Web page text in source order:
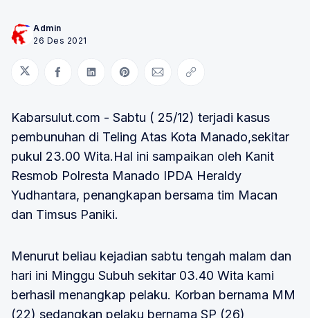
Admin
26 Des 2021
Bagikan di Twitter
Bagikan di Facebook
Bagikan di LinkedIn
Bagikan di Pinterest
Bagikan melalui Email
Salin tautan
Kabarsulut.com - Sabtu ( 25/12) terjadi kasus
pembunuhan di Teling Atas Kota Manado,sekitar
pukul 23.00 Wita.Hal ini sampaikan oleh Kanit
Resmob Polresta Manado IPDA Heraldy
Yudhantara, penangkapan bersama tim Macan
dan Timsus Paniki.
Menurut beliau kejadian sabtu tengah malam dan
hari ini Minggu Subuh sekitar 03.40 Wita kami
berhasil menangkap pelaku. Korban bernama MM
(22) sedangkan pelaku bernama SP (26)